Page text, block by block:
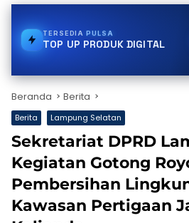
TERSEDIAVOUCHER GAME
TOP UP PRODUK DIGITAL
Beranda Berita
Berita Lampung Selatan
Sekretariat DPRD
Kegiatan Gotong
Pembersihan
Kawasan Pertigaan